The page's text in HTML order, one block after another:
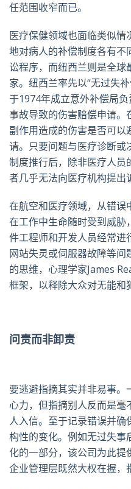
任范围收窄而已。
医疗保健领域也面临类似
地对病人的补偿制度各有
讼程序，而纽西兰则是全
家。纽西兰率先以“无过失
于1974年成立意外补偿局
事故导致的伤害赔偿申请
副作用造成的伤害是否可
请。只要问题与医疗诊断或
制度推行后，除非医疗人员
者几乎无法向医疗机构提出
在航空和医疗领域，从错误
在工作中生命随时受到威
件工程师和开发人员经常进
网站失灵或伺服器故障等
的思维，心理学家James
框架，以释除大众对无能和
问责而非卸责
要逃避指摘其实并非易事。
心力，但指摘别人反而是
人入信。至于记录错误并
构性的变化。例如无过失
化的一部分，该公司为此提
企业管理层既然大权在握，